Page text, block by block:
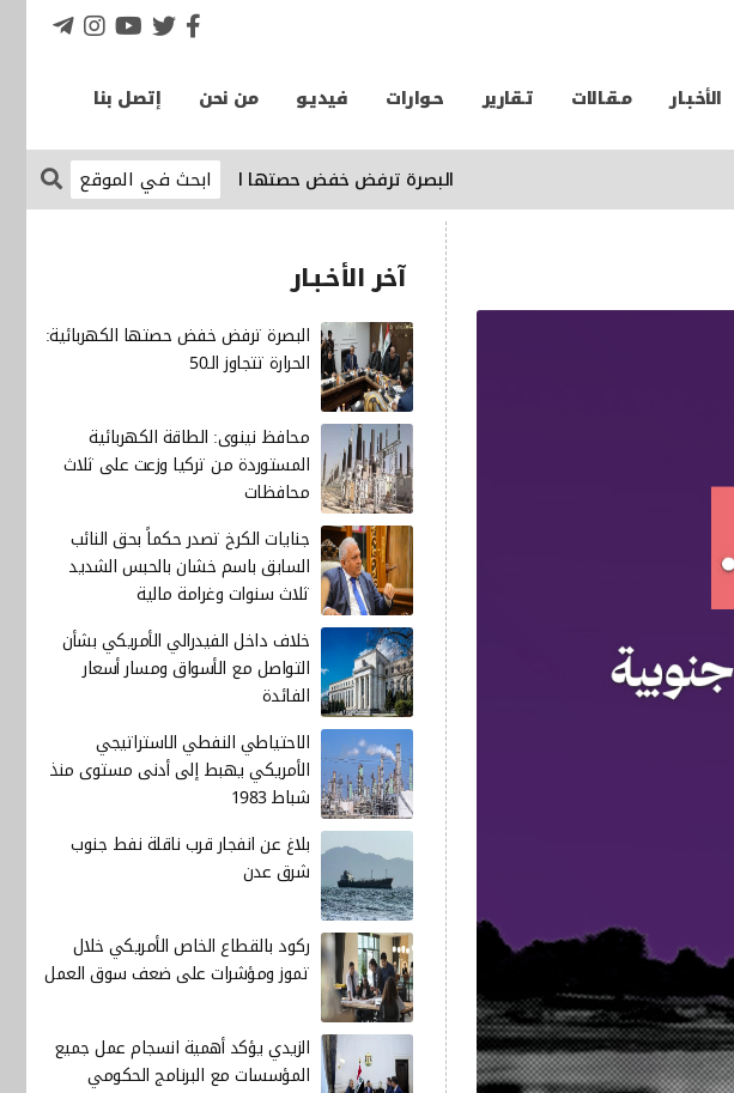
الأخـبـار مـقـالات تـقارير حـوارات فيديـو من نحن إتصل بنا
البصرة ترفض خفض حصتها الكهربائية: الحرارة تتجاوز الـ50
آخر الأخـبـار
البصرة ترفض خفض حصتها الكهربائية:
الحرارة تتجاوز الـ50
محافظ نينوى: الطاقة الكهربائية
المستوردة من تركيا وزعت على ثلاث
محافظات
جنايات الكرخ تصدر حكماً بحق النائب
السابق باسم خشان بالحبس الشديد
ثلاث سنوات وغرامة مالية
خلاف داخل الفيدرالي الأمريكي بشأن
التواصل مع الأسواق ومسار أسعار
الفائدة
الاحتياطي النفطي الاستراتيجي
الأمريكي يهبط إلى أدنى مستوى منذ
شباط 1983
بلاغ عن انفجار قرب ناقلة نفط جنوب
شرق عدن
ركود بالقطاع الخاص الأمريكي خلال
تموز ومؤشرات على ضعف سوق العمل
الزيدي يؤكد أهمية انسجام عمل جميع
المؤسسات مع البرنامج الحكومي